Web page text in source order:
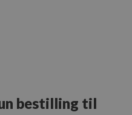
bestilling til